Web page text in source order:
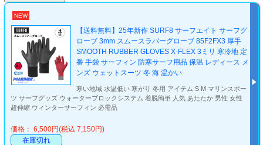
NEW
【送料無料】25年新作 SURF8 サーフエイト サーフグ
ローブ 3mm スムースラバーグローブ 85F2FX3 厚手
SMOOTH RUBBER GLOVES X-FLEX 3ミリ 寒冷地 定
番 手袋 サーフィン 防寒サーフ用品 保温 レディース メ
ンズ ウェットスーツ 冬 海 温かい
寒い地域 水温低い 寒がり 冬用 アイテム S M マリンスポー
ツ サーフグッズ ウォーターブロックシステム 着脱簡単 人気 あたたか 男性 女性
超伸縮 ウィンターサーフィン 必需品
価格： 6,500円(税込 7,150円)
在庫切れ